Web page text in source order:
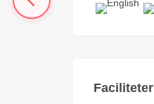
Faciliteter